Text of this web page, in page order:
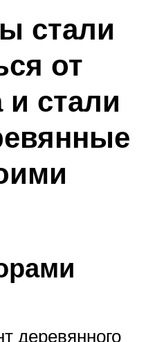
стали
от
стали
деревянного